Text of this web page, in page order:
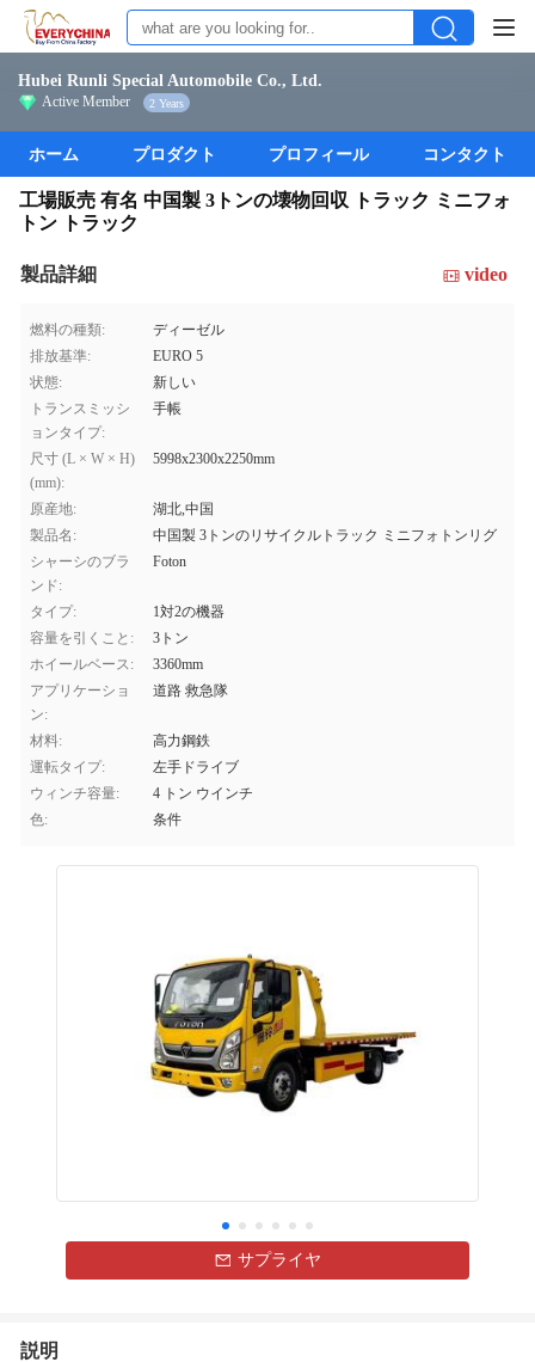
Hubei Runli Special Automobile Co., Ltd.
Active Member 2 Years
ホーム プロダクト プロフィール コンタクト
工場販売 有名 中国製 3トンの壊物回収 トラック ミニフォ
トン トラック
製品詳細 video
燃料の種類:
ディーゼル
排放基準:
EURO 5
状態:
新しい
トランスミッシ
ョンタイプ:
手帳
尺寸 (L × W × H)
(mm):
5998x2300x2250mm
原産地:
湖北,中国
製品名:
中国製 3トンのリサイクルトラック ミニフォトンリグ
シャーシのブラ
ンド:
Foton
タイプ:
1対2の機器
容量を引くこと:
3トン
ホイールベース:
3360mm
アプリケーショ
ン:
道路 救急隊
材料:
高力鋼鉄
運転タイプ:
左手ドライブ
ウィンチ容量:
4 トン ウインチ
色:
条件
サプライヤ
説明